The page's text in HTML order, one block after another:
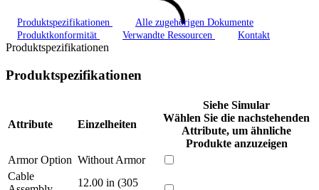
Produktspezifikationen
Alle zugehörigen Dokumente
Produktkonformität
Verwandte Ressourcen Kontakt
Produktspezifikationen
Produktspezifikationen
Attribute Einzelheiten
Siehe Simular
Wählen Sie die nachstehenden
Attribute, um ähnliche
Produkte anzuzeigen
Armor Option Without Armor
Cable
12.00 in (305